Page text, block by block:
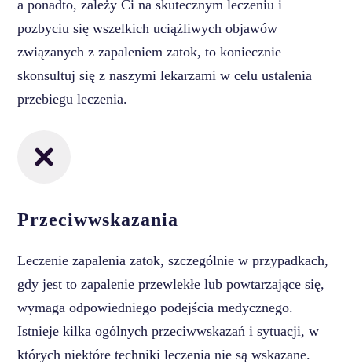
a ponadto, zależy Ci na skutecznym leczeniu i
pozbyciu się wszelkich uciążliwych objawów
związanych z zapaleniem zatok, to koniecznie
skonsultuj się z naszymi lekarzami w celu ustalenia
przebiegu leczenia.
Przeciwwskazania
Leczenie zapalenia zatok, szczególnie w przypadkach,
gdy jest to zapalenie przewlekłe lub powtarzające się,
wymaga odpowiedniego podejścia medycznego.
Istnieje kilka ogólnych przeciwwskazań i sytuacji, w
których niektóre techniki leczenia nie są wskazane.